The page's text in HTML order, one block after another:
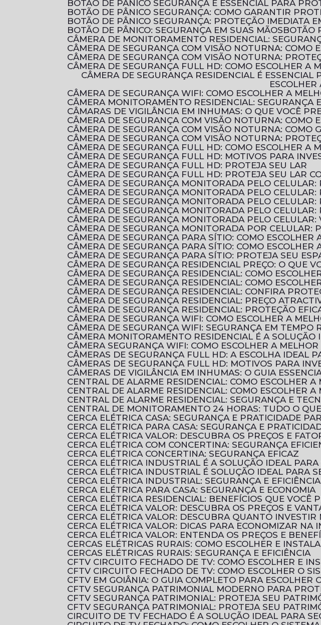
BOTÃO DE PÂNICO SEGURANÇA É ESSENCIAL PARA
BOTÃO DE PÂNICO SEGURANÇA: COMO GARANTIR
BOTÃO DE PÂNICO SEGURANÇA: PROTEÇÃO IMEDIATA
BOTÃO DE PÂNICO: SEGURANÇA EM SUAS MÃOS
CÂMERA DE MONITORAMENTO RESIDENCIAL:
CÂMERA DE SEGURANÇA COM VISÃO NOTURNA:
CÂMERA DE SEGURANÇA COM VISÃO NOTURNA:
CÂMERA DE SEGURANÇA FULL HD: COMO ESCOLHER A
CÂMERA DE SEGURANÇA RESIDENCIAL É ESSENCIAL PARA PROTEGER SUA CASA E SUA FAMÍLIA. DESCUBRA COMO
CÂMERA DE SEGURANÇA WIFI: COMO ESCOLHER A
CÂMERA MONITORAMENTO RESIDENCIAL:
CÂMARAS DE VIGILÂNCIA EM INHUMAS: O QUE VOCÊ
CÂMERA DE SEGURANÇA COM VISÃO NOTURNA:
CÂMERA DE SEGURANÇA COM VISÃO NOTURNA:
CÂMERA DE SEGURANÇA COM VISÃO NOTURNA:
CÂMERA DE SEGURANÇA FULL HD: COMO ESCOLHER A
CÂMERA DE SEGURANÇA FULL HD: MOTIVOS PARA
CÂMERA DE SEGURANÇA FULL HD: PROTEJA SEU LAR
CÂMERA DE SEGURANÇA FULL HD: PROTEJA SEU LAR
CÂMERA DE SEGURANÇA MONITORADA PELO
CÂMERA DE SEGURANÇA MONITORADA PELO
CÂMERA DE SEGURANÇA MONITORADA PELO
CÂMERA DE SEGURANÇA MONITORADA PELO
CÂMERA DE SEGURANÇA MONITORADA PELO
CÂMERA DE SEGURANÇA MONITORADA POR CELULAR:
CÂMERA DE SEGURANÇA PARA SÍTIO: COMO
CÂMERA DE SEGURANÇA PARA SÍTIO: COMO
CÂMERA DE SEGURANÇA PARA SÍTIO: PROTEJA SEU
CÂMERA DE SEGURANÇA RESIDENCIAL PREÇO: O QUE
CÂMERA DE SEGURANÇA RESIDENCIAL: COMO
CÂMERA DE SEGURANÇA RESIDENCIAL: COMO
CÂMERA DE SEGURANÇA RESIDENCIAL: CONFIRA
CÂMERA DE SEGURANÇA RESIDENCIAL: PREÇO
CÂMERA DE SEGURANÇA RESIDENCIAL: PROTEÇÃO
CÂMERA DE SEGURANÇA WIFI: COMO ESCOLHER A
CÂMERA DE SEGURANÇA WIFI: SEGURANÇA EM TEMPO
CÂMERA MONITORAMENTO RESIDENCIAL É A
CÂMERA SEGURANÇA WIFI: COMO ESCOLHER A
CÂMERAS DE SEGURANÇA FULL HD: A ESCOLHA IDEAL
CÂMERAS DE SEGURANÇA FULL HD: MOTIVOS PARA
CÂMERAS DE VIGILÂNCIA EM INHUMAS: O GUIA
CENTRAL DE ALARME RESIDENCIAL: COMO ESCOLHER
CENTRAL DE ALARME RESIDENCIAL: COMO ESCOLHER
CENTRAL DE ALARME RESIDENCIAL: SEGURANÇA E
CENTRAL DE MONITORAMENTO 24 HORAS: TUDO O
CERCA ELÉTRICA CASA: SEGURANÇA E PRATICIDADE
CERCA ELÉTRICA PARA CASA: SEGURANÇA E
CERCA ELÉTRICA VALOR: DESCUBRA OS PREÇOS E
CERCA ELÉTRICA COM CONCERTINA: SEGURANÇA
CERCA ELÉTRICA CONCERTINA: SEGURANÇA EFICAZ
CERCA ELÉTRICA INDUSTRIAL É A SOLUÇÃO IDEAL
CERCA ELÉTRICA INDUSTRIAL É SOLUÇÃO IDEAL PARA
CERCA ELÉTRICA INDUSTRIAL: SEGURANÇA E
CERCA ELÉTRICA PARA CASA: SEGURANÇA E ECONOMIA
CERCA ELÉTRICA RESIDENCIAL: BENEFÍCIOS QUE VOCÊ
CERCA ELÉTRICA VALOR: DESCUBRA OS PREÇOS E
CERCA ELÉTRICA VALOR: DESCUBRA QUANTO
CERCA ELÉTRICA VALOR: DICAS PARA ECONOMIZAR NA
CERCA ELÉTRICA VALOR: ENTENDA OS PREÇOS E
CERCAS ELÉTRICAS RURAIS: COMO ESCOLHER E
CERCAS ELÉTRICAS RURAIS: SEGURANÇA E EFICIÊNCIA
CFTV CIRCUITO FECHADO DE TV: COMO ESCOLHER E
CFTV CIRCUITO FECHADO DE TV: COMO ESCOLHER O
CFTV EM GOIÂNIA: O GUIA COMPLETO PARA ESCOLHER
CFTV SEGURANÇA PATRIMONIAL MODERNO PARA
CFTV SEGURANÇA PATRIMONIAL: PROTEJA SEU
CFTV SEGURANÇA PATRIMONIAL: PROTEJA SEU
CIRCUITO DE TV FECHADO É A SOLUÇÃO IDEAL PARA